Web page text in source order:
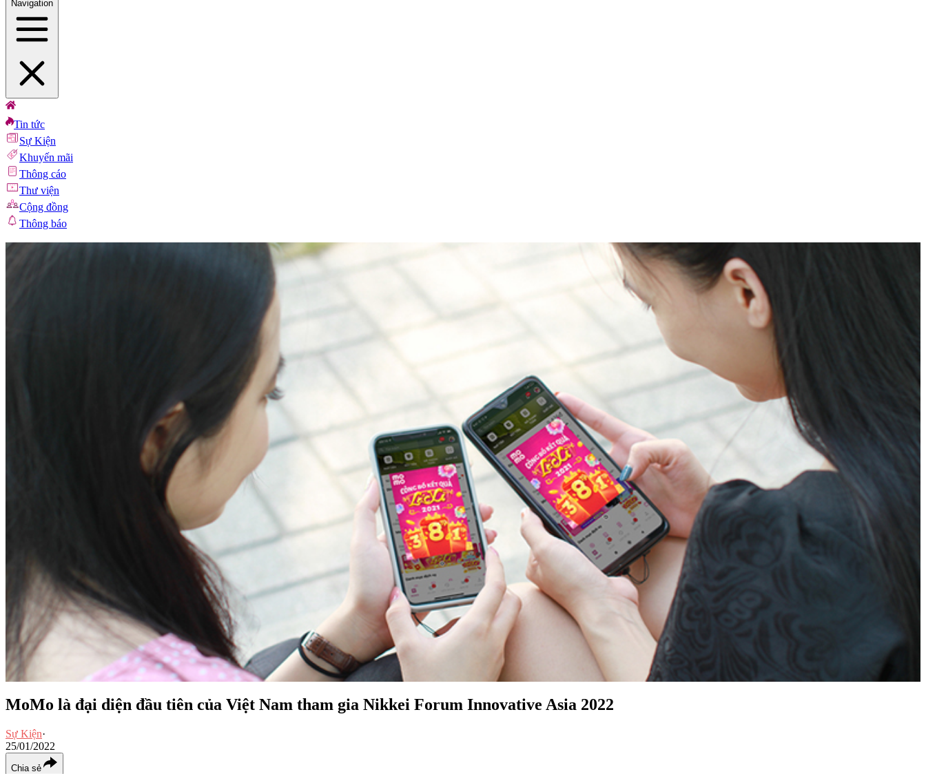
Navigation
Tin tức
Sự Kiện
Khuyến mãi
Thông cáo
Thư viện
Cộng đồng
Thông báo
MoMo là đại diện đầu tiên của Việt Nam tham gia Nikkei Forum Innovative Asia 2022
Sự Kiện·
25/01/2022
Chia sẻ